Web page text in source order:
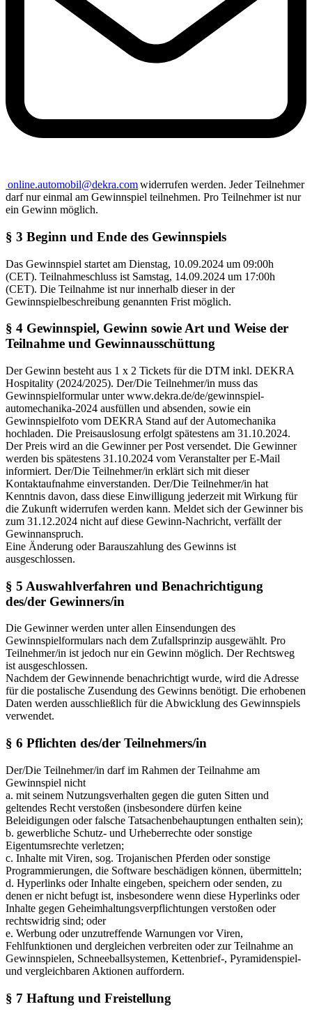
online.automobil@dekra.comwiderrufen werden. Jeder Teilnehmer
darf nur einmal am Gewinnspiel teilnehmen. Pro Teilnehmer ist nur
ein Gewinn möglich.
§ 3 Beginn und Ende des Gewinnspiels
Das Gewinnspiel startet am Dienstag, 10.09.2024 um 09:00h
(CET). Teilnahmeschluss ist Samstag, 14.09.2024 um 17:00h
(CET). Die Teilnahme ist nur innerhalb dieser in der
Gewinnspielbeschreibung genannten Frist möglich.
§ 4 Gewinnspiel, Gewinn sowie Art und Weise der
Teilnahme und Gewinnausschüttung
Der Gewinn besteht aus 1 x 2 Tickets für die DTM inkl. DEKRA
Hospitality (2024/2025). Der/Die Teilnehmer/in muss das
Gewinnspielformular unter www.dekra.de/de/gewinnspiel-
automechanika-2024 ausfüllen und absenden, sowie ein
Gewinnspielfoto vom DEKRA Stand auf der Automechanika
hochladen. Die Preisauslosung erfolgt spätestens am 31.10.2024.
Der Preis wird an die Gewinner per Post versendet. Die Gewinner
werden bis spätestens 31.10.2024 vom Veranstalter per E-Mail
informiert. Der/Die Teilnehmer/in erklärt sich mit dieser
Kontaktaufnahme einverstanden. Der/Die Teilnehmer/in hat
Kenntnis davon, dass diese Einwilligung jederzeit mit Wirkung für
die Zukunft widerrufen werden kann. Meldet sich der Gewinner bis
zum 31.12.2024 nicht auf diese Gewinn-Nachricht, verfällt der
Gewinnanspruch.
Eine Änderung oder Barauszahlung des Gewinns ist
ausgeschlossen.
§ 5 Auswahlverfahren und Benachrichtigung
des/der Gewinners/in
Die Gewinner werden unter allen Einsendungen des
Gewinnspielformulars nach dem Zufallsprinzip ausgewählt. Pro
Teilnehmer/in ist jedoch nur ein Gewinn möglich. Der Rechtsweg
ist ausgeschlossen.
Nachdem der Gewinnende benachrichtigt wurde, wird die Adresse
für die postalische Zusendung des Gewinns benötigt. Die erhobenen
Daten werden ausschließlich für die Abwicklung des Gewinnspiels
verwendet.
§ 6 Pflichten des/der Teilnehmers/in
Der/Die Teilnehmer/in darf im Rahmen der Teilnahme am
Gewinnspiel nicht
a. mit seinem Nutzungsverhalten gegen die guten Sitten und
geltendes Recht verstoßen (insbesondere dürfen keine
Beleidigungen oder falsche Tatsachenbehauptungen enthalten sein);
b. gewerbliche Schutz- und Urheberrechte oder sonstige
Eigentumsrechte verletzen;
c. Inhalte mit Viren, sog. Trojanischen Pferden oder sonstige
Programmierungen, die Software beschädigen können, übermitteln;
d. Hyperlinks oder Inhalte eingeben, speichern oder senden, zu
denen er nicht befugt ist, insbesondere wenn diese Hyperlinks oder
Inhalte gegen Geheimhaltungsverpflichtungen verstoßen oder
rechtswidrig sind; oder
e. Werbung oder unzutreffende Warnungen vor Viren,
Fehlfunktionen und dergleichen verbreiten oder zur Teilnahme an
Gewinnspielen, Schneeballsystemen, Kettenbrief-, Pyramidenspiel-
und vergleichbaren Aktionen auffordern.
§ 7 Haftung und Freistellung